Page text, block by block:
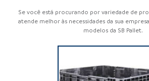
Se você está procurando por variedade de
atende melhor às necessidades da sua
modelos da SB Pallet.